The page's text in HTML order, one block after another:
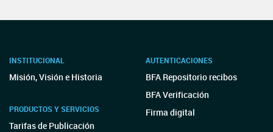
INSTITUCIONAL
Misión, Visión e Historia
PRODUCTOS Y SERVICIOS
Tarifas de Publicación
AUTENTICACIONES
BFA Repositorio recibos
BFA Verificación
Firma digital